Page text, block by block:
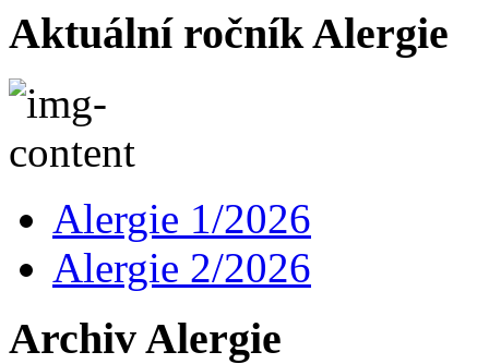
Aktuální ročník Alergie
Alergie 1/2026
Alergie 2/2026
Archiv Alergie